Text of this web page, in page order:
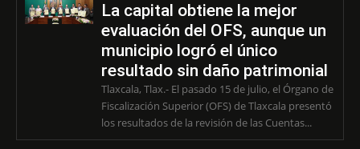
La capital obtiene la mejor
evaluación del OFS, aunque un
municipio logró el único
resultado sin daño patrimonial
Tlaxcala, Tlax.- El pasado 15 de julio, el Órgano de
Fiscalización Superior (OFS) de Tlaxcala presentó
los resultados de la revisión de las Cuentas...